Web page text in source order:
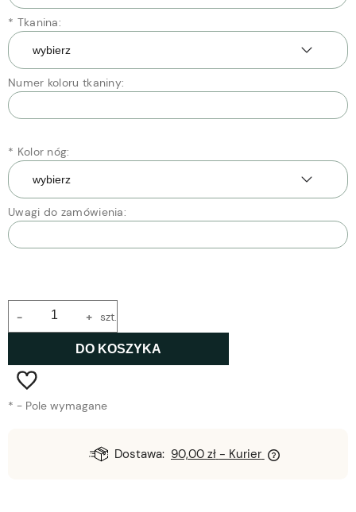
* Tkanina:
Numer koloru tkaniny:
* Kolor nóg:
Uwagi do zamówienia:
+
- szt.
DO KOSZYKA
* - Pole wymagane
Dostawa: 90,00 zł - Kurier